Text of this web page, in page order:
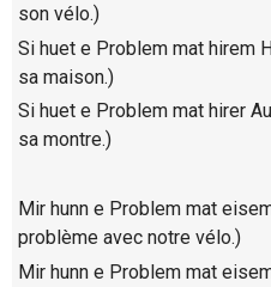
son vélo.)
Si huet e Problem mat hirem
sa maison.)
Si huet e Problem mat hirer
sa montre.)
Mir hunn e Problem mat
problème avec notre vélo.)
Mir hunn e Problem mat